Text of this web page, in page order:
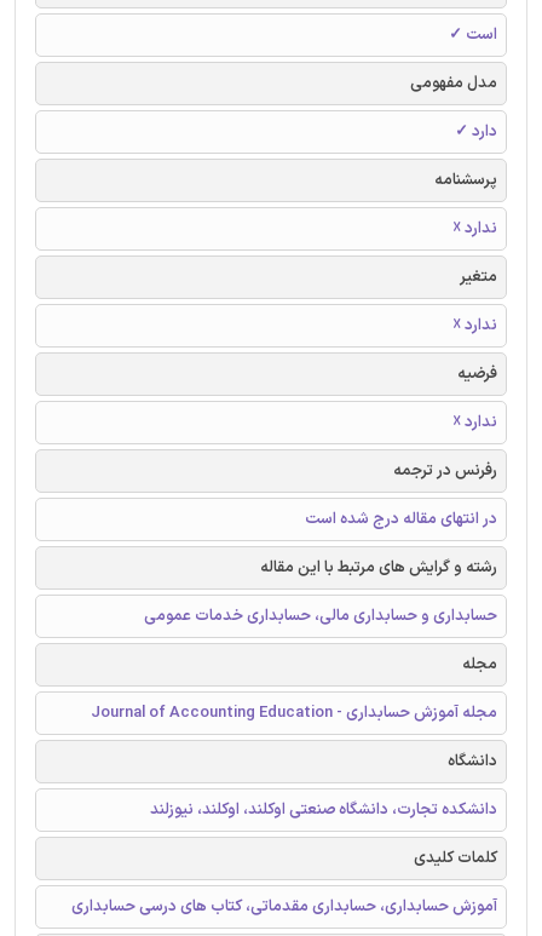
است ✓
مدل مفهومی
دارد ✓
پرسشنامه
ندارد ☓
متغیر
ندارد ☓
فرضیه
ندارد ☓
رفرنس در ترجمه
در انتهای مقاله درج شده است
رشته و گرایش های مرتبط با این مقاله
حسابداری و حسابداری مالی، حسابداری خدمات عمومی
مجله
مجله آموزش حسابداری - Journal of Accounting Education
دانشگاه
دانشکده تجارت، دانشگاه صنعتی اوکلند، اوکلند، نیوزلند
کلمات کلیدی
آموزش حسابداری، حسابداری مقدماتی، کتاب های درسی حسابداری